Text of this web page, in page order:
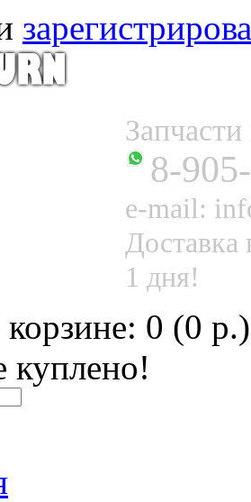
8-
e-mail:
Доставка
1 дня!
корзине: 0 (0 р.)
куплено!